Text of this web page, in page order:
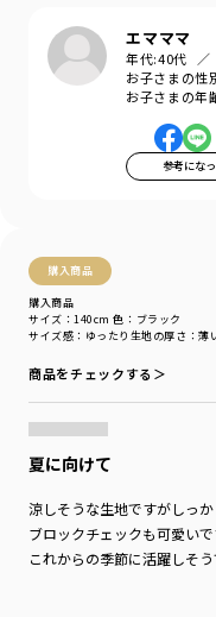
エマママ
年代:40代
お子さまの性
お子さまの年
参考にな
購入商品
購入商品
サイズ感 ：ゆったり 生地の厚さ ：薄
サイズ：140cm 色：ブラック
商品をチェックする＞
夏に向けて
涼しそうな生地ですがしっ
ブロックチェックも可愛いで
これからの季節に活躍しそう
ポケット：両サイドにあり
ウェストゴム：調整可
モデル：身長117.0cm 体重20kg
サイズ：サイズ120
ブランド ／branshes
カテゴリ
／ ボトムス
カラー
／ブラック
性別タイプ